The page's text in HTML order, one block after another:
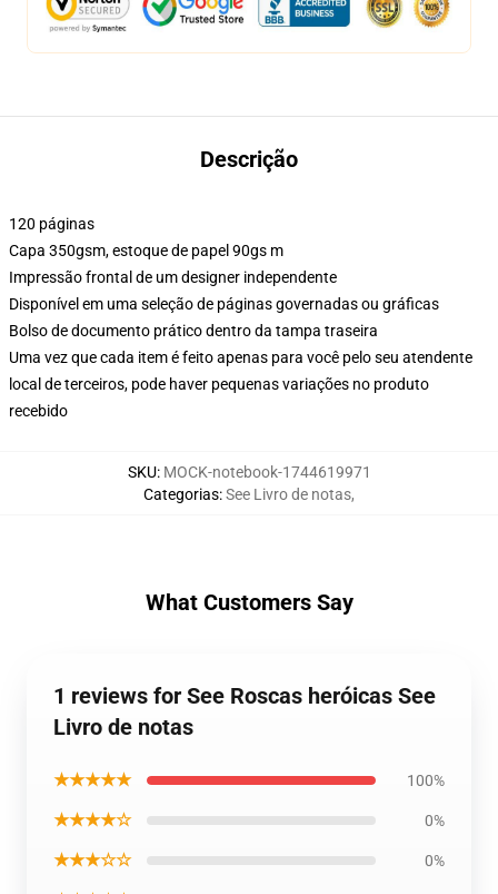
Descrição
120 páginas
Capa 350gsm, estoque de papel 90gs m
Impressão frontal de um designer independente
Disponível em uma seleção de páginas governadas ou gráficas
Bolso de documento prático dentro da tampa traseira
Uma vez que cada item é feito apenas para você pelo seu atendente
local de terceiros, pode haver pequenas variações no produto
recebido
SKU: MOCK-notebook-1744619971
Categorias:See Livro de notas,
What Customers Say
1 reviews for See Roscas heróicas See
Livro de notas
★★★★★ 100%
★★★★☆ 0%
★★★☆☆ 0%